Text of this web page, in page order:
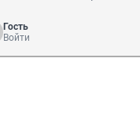
Гость
Войти